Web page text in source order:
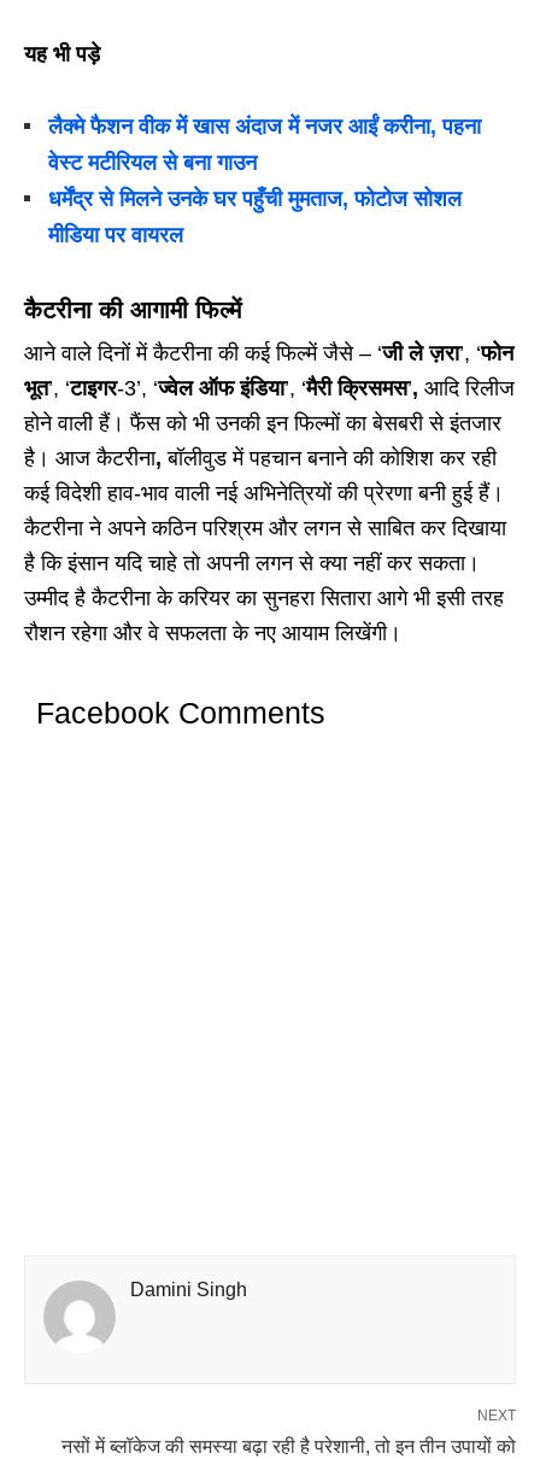
यह भी पड़े
लैक्मे फैशन वीक में खास अंदाज में नजर आईं करीना, पहना
वेस्ट मटीरियल से बना गाउन
धर्मेंद्र से मिलने उनके घर पहुँची मुमताज, फोटोज सोशल
मीडिया पर वायरल
कैटरीना की आगामी फिल्में
आने वाले दिनों में कैटरीना की कई फिल्में जैसे – ‘जी ले ज़रा’, ‘फोन
भूत’, ‘टाइगर-3’, ‘ज्वेल ऑफ इंडिया’, ‘मैरी क्रिसमस’, आदि रिलीज
होने वाली हैं। फैंस को भी उनकी इन फिल्मों का बेसबरी से इंतजार
है। आज कैटरीना, बॉलीवुड में पहचान बनाने की कोशिश कर रही
कई विदेशी हाव-भाव वाली नई अभिनेत्रियों की प्रेरणा बनी हुई हैं।
कैटरीना ने अपने कठिन परिश्रम और लगन से साबित कर दिखाया
है कि इंसान यदि चाहे तो अपनी लगन से क्या नहीं कर सकता।
उम्मीद है कैटरीना के करियर का सुनहरा सितारा आगे भी इसी तरह
रौशन रहेगा और वे सफलता के नए आयाम लिखेंगी।
Facebook Comments
Damini Singh
NEXT
नसों में ब्लॉकेज की समस्या बढ़ा रही है परेशानी, तो इन तीन उपायों को